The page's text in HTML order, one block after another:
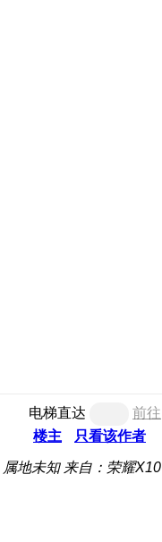
电梯直达
前往
楼主
只看该作者
属地未知 来自：荣耀X10